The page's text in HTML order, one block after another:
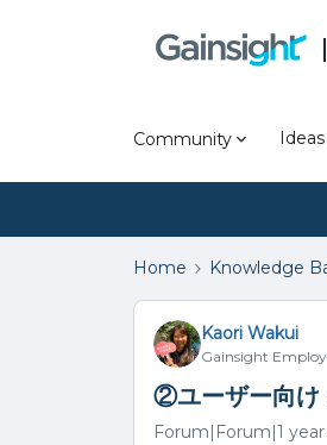
Community Ideas
Home Knowledge
Kaori Wakui
Gainsight
②ユーザー向け
Forum|Forum|1